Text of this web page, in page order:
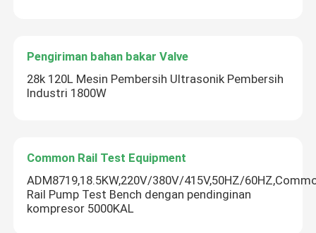
Pengiriman bahan bakar Valve
28k 120L Mesin Pembersih Ultrasonik Pembersih
Industri 1800W
Common Rail Test Equipment
ADM8719,18.5KW,220V/380V/415V,50HZ/
Rail Pump Test Bench dengan pendinginan
kompresor 5000KAL